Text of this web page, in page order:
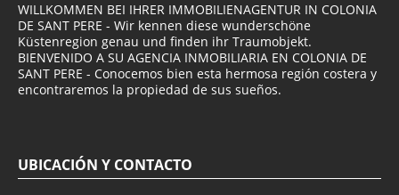
WILLKOMMEN BEI IHRER IMMOBILIENAGENTUR IN COLONIA
DE SANT PERE - Wir kennen diese wunderschöne
Küstenregion genau und finden ihr Traumobjekt.
BIENVENIDO A SU AGENCIA INMOBILIARIA EN COLONIA DE
SANT PERE - Conocemos bien esta hermosa región costera y
encontraremos la propiedad de sus sueños.
UBICACIÓN Y CONTACTO